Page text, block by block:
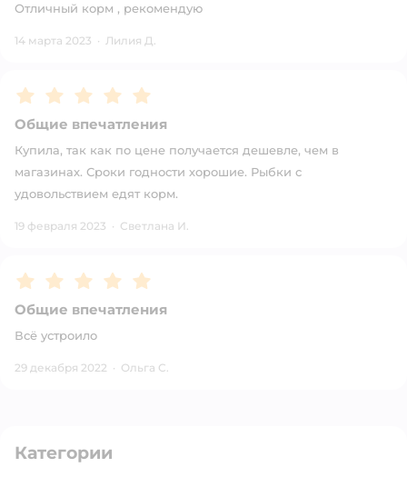
Отличный корм , рекомендую
14 марта 2023 · Лилия Д.
Рейтинг:5
Общие впечатления
Купила, так как по цене получается дешевле, чем в
магазинах. Сроки годности хорошие. Рыбки с
удовольствием едят корм.
19 февраля 2023 · Светлана И.
Рейтинг:5
Общие впечатления
Всё устроило
29 декабря 2022 · Ольга С.
Категории